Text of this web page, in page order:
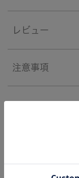
レビュー
注意事項